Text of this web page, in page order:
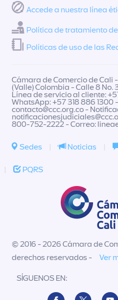
Accede a nuestra línea
Política de tratamiento
Políticas de uso de las
Cámara de Comercio de Cali
(Valle) Colombia - Calle 8 No.
Línea de servicio al cliente:
WhatsApp: +57 318 886 1300
contacto@ccc.org.co-
800-752-2222 - Correo:
Sedes | Noticias |
| PQRS
© 2016 - 2026 Cámara de
derechos reservados -
Ver
SÍGUENOS EN: